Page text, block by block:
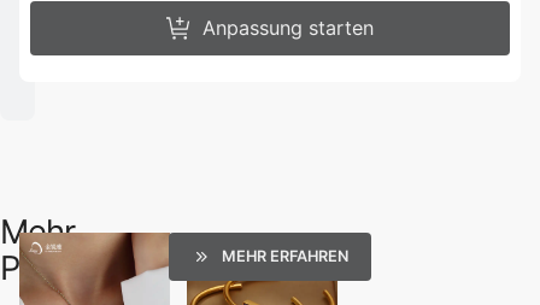
Anpassung starten
Mehr
Produkte
MEHR ERFAHREN